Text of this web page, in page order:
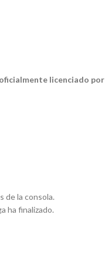
oficialmente licenciado por
de la consola.
ha finalizado.